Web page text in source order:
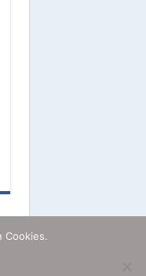
Cookies.